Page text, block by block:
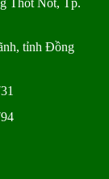
tỉnh Đồng